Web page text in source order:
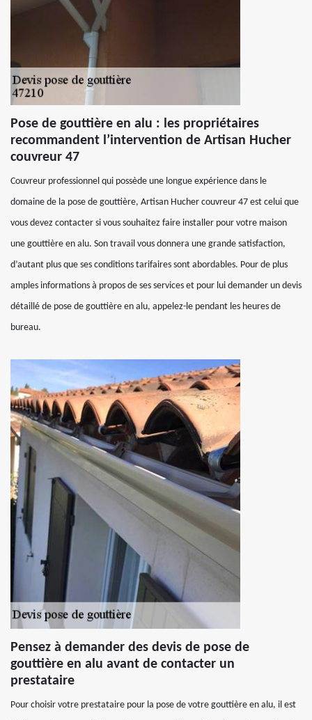
Pose de gouttière en alu : les propriétaires
recommandent l’intervention de Artisan Hucher
couvreur 47
Couvreur professionnel qui possède une longue expérience dans le
domaine de la pose de gouttière, Artisan Hucher couvreur 47 est celui que
vous devez contacter si vous souhaitez faire installer pour votre maison
une gouttière en alu. Son travail vous donnera une grande satisfaction,
d’autant plus que ses conditions tarifaires sont abordables. Pour de plus
amples informations à propos de ses services et pour lui demander un devis
détaillé de pose de gouttière en alu, appelez-le pendant les heures de
bureau.
Pensez à demander des devis de pose de
gouttière en alu avant de contacter un
prestataire
Pour choisir votre prestataire pour la pose de votre gouttière en alu, il est